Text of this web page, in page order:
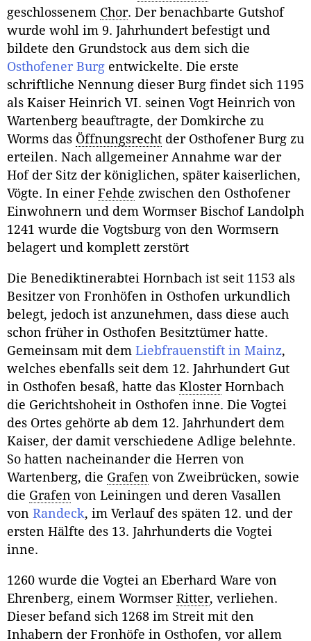
geschlossenem Chor. Der benachbarte Gutshof
wurde wohl im 9. Jahrhundert befestigt und
bildete den Grundstock aus dem sich die
Osthofener Burg entwickelte. Die erste
schriftliche Nennung dieser Burg findet sich 1195
als Kaiser Heinrich VI. seinen Vogt Heinrich von
Wartenberg beauftragte, der Domkirche zu
Worms das Öffnungsrecht der Osthofener Burg zu
erteilen. Nach allgemeiner Annahme war der
Hof der Sitz der königlichen, später kaiserlichen,
Vögte. In einer Fehde zwischen den Osthofener
Einwohnern und dem Wormser Bischof Landolph
1241 wurde die Vogtsburg von den Wormsern
belagert und komplett zerstört
Die Benediktinerabtei Hornbach ist seit 1153 als
Besitzer von Fronhöfen in Osthofen urkundlich
belegt, jedoch ist anzunehmen, dass diese auch
schon früher in Osthofen Besitztümer hatte.
Gemeinsam mit dem Liebfrauenstift in Mainz,
welches ebenfalls seit dem 12. Jahrhundert Gut
in Osthofen besaß, hatte das KlosterHornbach
die Gerichtshoheit in Osthofen inne. Die Vogtei
des Ortes gehörte ab dem 12. Jahrhundert dem
Kaiser, der damit verschiedene Adlige belehnte.
So hatten nacheinander die Herren von
Wartenberg, die Grafen von Zweibrücken, sowie
die Grafen von Leiningen und deren Vasallen
von Randeck, im Verlauf des späten 12. und der
ersten Hälfte des 13. Jahrhunderts die Vogtei
inne.
1260 wurde die Vogtei an Eberhard Ware von
Ehrenberg, einem Wormser Ritter, verliehen.
Dieser befand sich 1268 im Streit mit den
Inhabern der Fronhöfe in Osthofen, vor allem